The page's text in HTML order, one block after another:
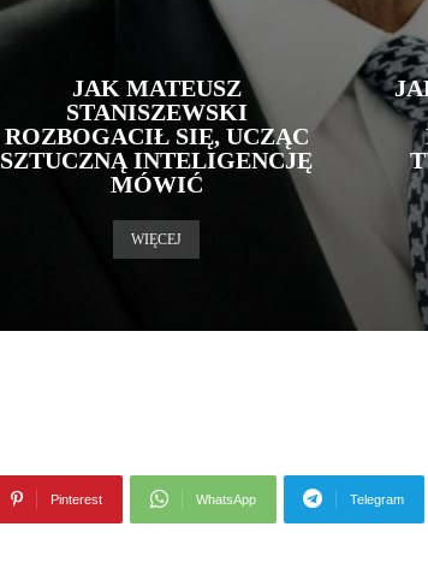
JAK MATEUSZ
STANISZEWSKI
ROZBOGACIŁ SIĘ, UCZĄC
SZTUCZNĄ INTELIGENCJĘ
MÓWIĆ
WIĘCEJ
Pinterest WhatsApp Telegram